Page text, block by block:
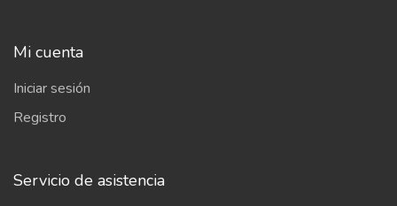
Mi cuenta
Iniciar sesión
Registro
Servicio de asistencia